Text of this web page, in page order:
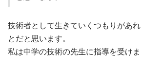
技術者として生きていくつもりがあ
とだと思います。
私は中学の技術の先生に指導を受けま